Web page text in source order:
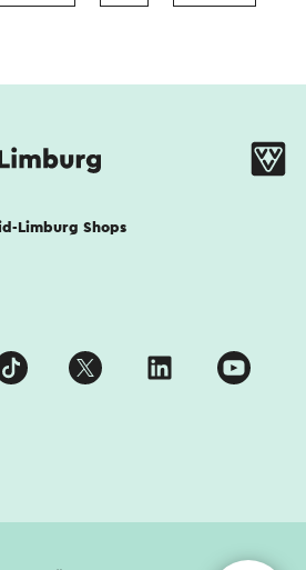
Limburg Shops